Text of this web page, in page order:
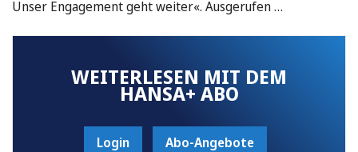
Unser Engagement geht weiter«. Ausgerufen …
WEITERLESEN MIT DEM
HANSA+ ABO
Login Abo-Angebote